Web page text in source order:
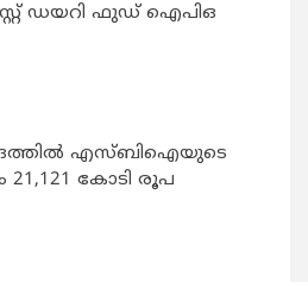
ഡയറി ഫുഡ് ഐപിഒ
എസ്ബിഐയുടെ
21,121 കോടി രൂപ